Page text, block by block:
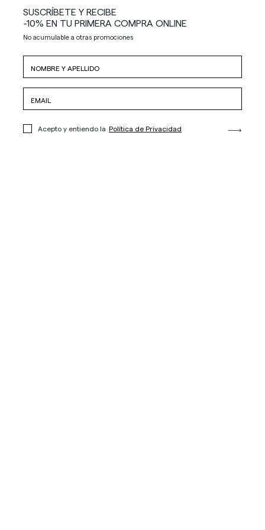
SUSCRÍBETE Y RECIBE
-10% EN TU PRIMERA COMPRA ONLINE
No acumulable a otras promociones
Acepto y entiendo la Política de Privacidad